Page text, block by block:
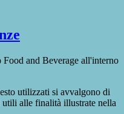
Food and Beverage all'interno
utilizzati si avvalgono di
utili alle finalità illustrate nella